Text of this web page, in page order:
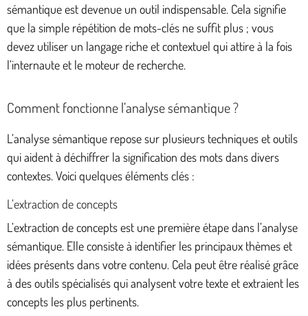
sémantique est devenue un outil indispensable. Cela signifie
que la simple répétition de mots-clés ne suffit plus ; vous
devez utiliser un langage riche et contextuel qui attire à la fois
l’internaute et le moteur de recherche.
Comment fonctionne l’analyse sémantique ?
L’analyse sémantique repose sur plusieurs techniques et outils
qui aident à déchiffrer la signification des mots dans divers
contextes. Voici quelques éléments clés :
L’extraction de concepts
L’extraction de concepts est une première étape dans l’analyse
sémantique. Elle consiste à identifier les principaux thèmes et
idées présents dans votre contenu. Cela peut être réalisé grâce
à des outils spécialisés qui analysent votre texte et extraient les
concepts les plus pertinents.